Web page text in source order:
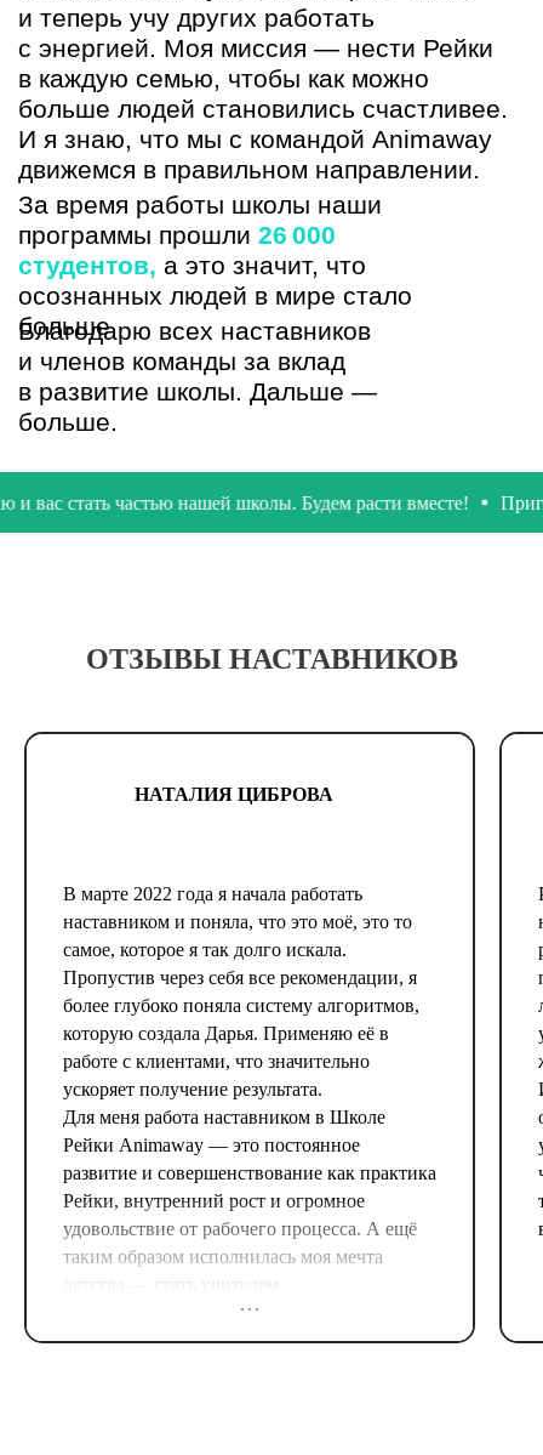
стать частью нашей школы. Будем расти вместе!
ОТЗЫВЫ НАСТАВНИКОВ
НАТАЛИЯ ЦИБРОВА
В марте 2022 года я начала работать
наставником и поняла, что это моё, это то
самое, которое я так долго искала.
Пропустив через себя все рекомендации, я
более глубоко поняла систему алгоритмов,
которую создала Дарья. Применяю её в
работе с клиентами, что значительно
ускоряет получение результата.
Для меня работа наставником в Школе
Рейки Animaway — это постоянное
развитие и совершенствование как практика
Рейки, внутренний рост и огромное
удовольствие от рабочего процесса. А ещё
таким образом исполнилась моя мечта
детства — стать учителем.